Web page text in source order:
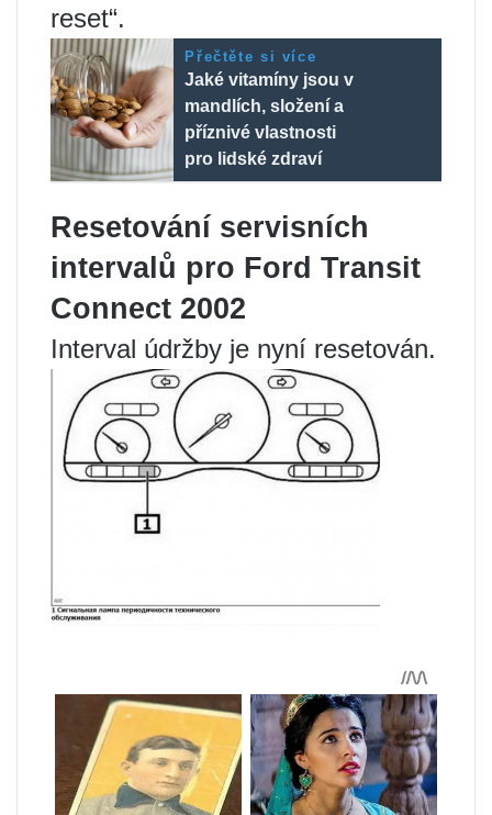
reset“.
Přečtěte si více
Jaké vitamíny jsou v
mandlích, složení a
příznivé vlastnosti
pro lidské zdraví
Resetování servisních
intervalů pro Ford Transit
Connect 2002
Interval údržby je nyní resetován.